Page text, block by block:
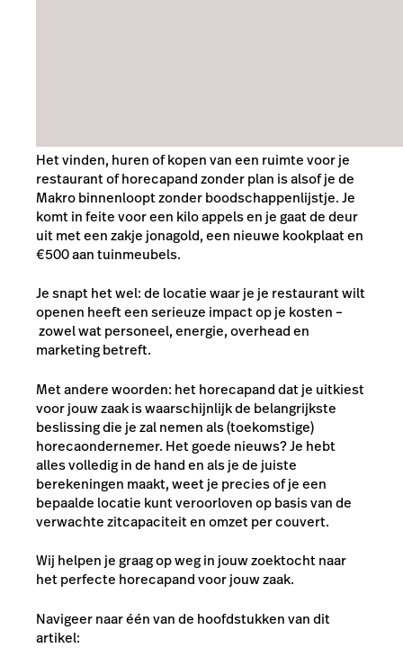
Het vinden, huren of kopen van een ruimte voor je
restaurant of horecapand zonder plan is alsof je de
Makro binnenloopt zonder boodschappenlijstje. Je
komt in feite voor een kilo appels en je gaat de deur
uit met een zakje jonagold, een nieuwe kookplaat en
€500 aan tuinmeubels.
Je snapt het wel: de locatie waar je je restaurant wilt
openen heeft een serieuze impact op je kosten –
zowel wat personeel, energie, overhead en
marketing betreft.
Met andere woorden: het horecapand dat je uitkiest
voor jouw zaak is waarschijnlijk de belangrijkste
beslissing die je zal nemen als (toekomstige)
horecaondernemer. Het goede nieuws? Je hebt
alles volledig in de hand en als je de juiste
berekeningen maakt, weet je precies of je een
bepaalde locatie kunt veroorloven op basis van de
verwachte zitcapaciteit en omzet per couvert.
Wij helpen je graag op weg in jouw zoektocht naar
het perfecte horecapand voor jouw zaak.
Navigeer naar één van de hoofdstukken van dit
artikel: